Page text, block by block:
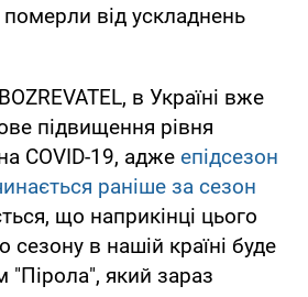
від ускладнень
в Україні вже
підвищення рівня
COVID-19, адже епідсезон
раніше за сезон
що наприкінці цього
сезону в нашій країні буде
який зараз